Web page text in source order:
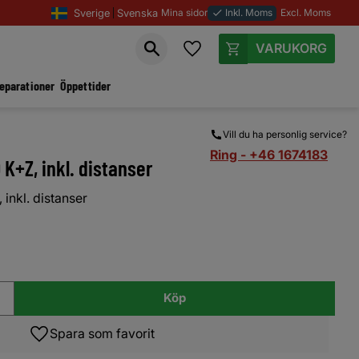
Sverige Svenska Mina sidor done Inkl. Moms Excl. Moms
Vill du ha personlig service?
Ring - +46 1674183
Favoriter
Kundvagn
Öppettider
inkl. distanser
inkl. distanser
Köp
Lägg till i favoriter